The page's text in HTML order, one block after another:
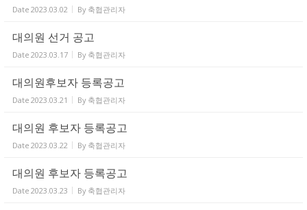
Date 2023.03.02 By 축협관리자
대의원 선거 공고
Date 2023.03.17 By 축협관리자
대의원후보자 등록공고
Date 2023.03.21 By 축협관리자
대의원 후보자 등록공고
Date 2023.03.22 By 축협관리자
대의원 후보자 등록공고
Date 2023.03.23 By 축협관리자